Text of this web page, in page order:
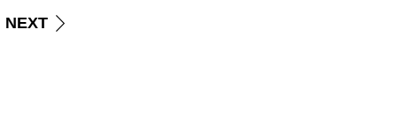
NEXT